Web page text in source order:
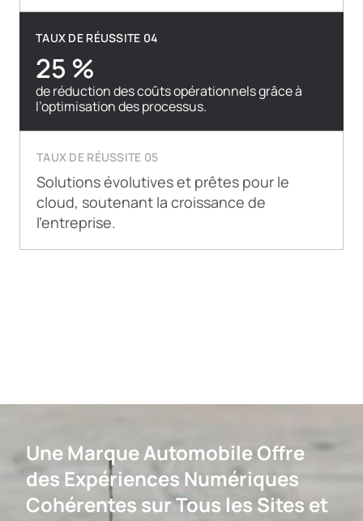
TAUX DE RÉUSSITE 04
25 %
de réduction des coûts opérationnels grâce à
l’optimisation des processus.
TAUX DE RÉUSSITE 05
Solutions évolutives et prêtes pour le
cloud, soutenant la croissance de
l’entreprise.
Une Marque Automobile Offre
des Expériences Numériques
Cohérentes sur Tous les Sites et